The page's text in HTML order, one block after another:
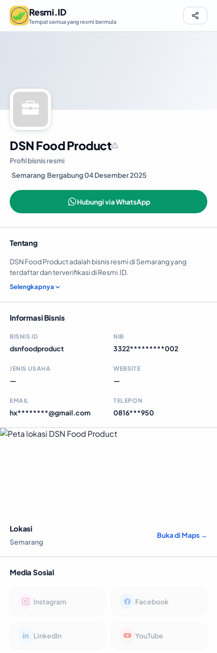
Resmi.ID
Tempat semua yang resmi bermula
DSN Food Product
Profil bisnis resmi
·Semarang·Bergabung 04 Desember 2025
Hubungi via WhatsApp
Tentang
DSN Food Product adalah bisnis resmi di Semarang yang
terdaftar dan terverifikasi di Resmi.ID.
Selengkapnya
Informasi Bisnis
BISNIS ID
dsnfoodproduct
NIB
3322*********002
JENIS USAHA
—
WEBSITE
—
EMAIL
hx********@gmail.com
TELEPON
0816***950
Lokasi
Semarang
Buka di Maps →
Media Sosial
Instagram Facebook
LinkedIn YouTube